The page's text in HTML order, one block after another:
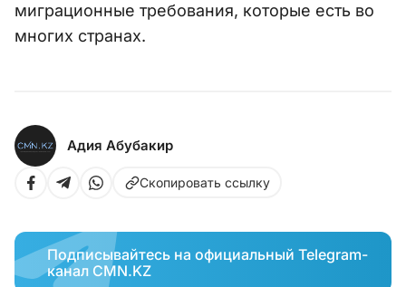
миграционные требования, которые есть во
многих странах.
Адия Абубакир
Скопировать ссылку
Подписывайтесь на официальный Telegram-
канал CMN.KZ